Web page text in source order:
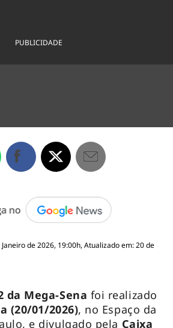
PUBLICIDADE
de 2026, 19:00h, Atualizado em: 20 de
da Mega-Sena foi realizado
(20/01/2026), no Espaço da
e divulgado pela Caixa